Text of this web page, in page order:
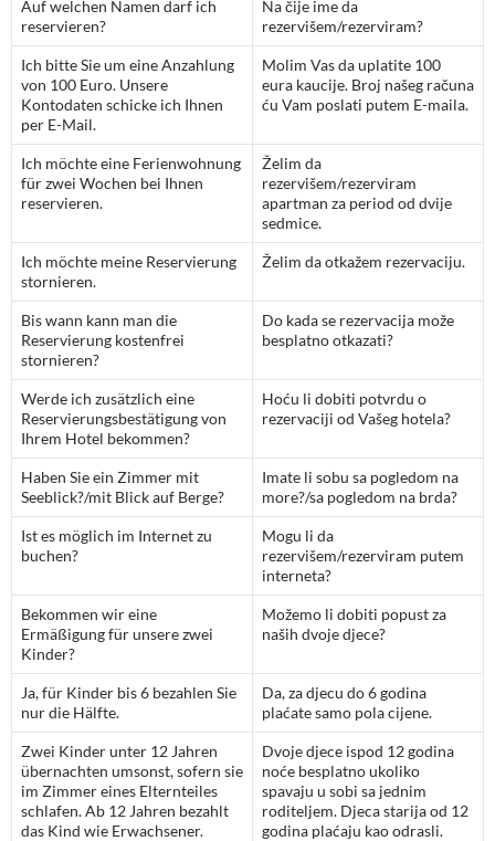
Auf welchen Namen darf ich
reservieren?
Na čije ime da
rezervišem/rezerviram?
Ich bitte Sie um eine Anzahlung
von 100 Euro. Unsere
Kontodaten schicke ich Ihnen
per E-Mail.
Molim Vas da uplatite 100
eura kaucije. Broj našeg računa
ću Vam poslati putem E-maila.
Ich möchte eine Ferienwohnung
für zwei Wochen bei Ihnen
reservieren.
Želim da
rezervišem/rezerviram
apartman za period od dvije
sedmice.
Ich möchte meine Reservierung
stornieren.
Želim da otkažem rezervaciju.
Bis wann kann man die
Reservierung kostenfrei
stornieren?
Do kada se rezervacija može
besplatno otkazati?
Werde ich zusätzlich eine
Reservierungsbestätigung von
Ihrem Hotel bekommen?
Hoću li dobiti potvrdu o
rezervaciji od Vašeg hotela?
Haben Sie ein Zimmer mit
Seeblick?/mit Blick auf Berge?
Imate li sobu sa pogledom na
more?/sa pogledom na brda?
Ist es möglich im Internet zu
buchen?
Mogu li da
rezervišem/rezerviram putem
interneta?
Bekommen wir eine
Ermäßigung für unsere zwei
Kinder?
Možemo li dobiti popust za
naših dvoje djece?
Ja, für Kinder bis 6 bezahlen Sie
nur die Hälfte.
Da, za djecu do 6 godina
plaćate samo pola cijene.
Zwei Kinder unter 12 Jahren
übernachten umsonst, sofern sie
im Zimmer eines Elternteiles
schlafen. Ab 12 Jahren bezahlt
das Kind wie Erwachsener.
Dvoje djece ispod 12 godina
noće besplatno ukoliko
spavaju u sobi sa jednim
roditeljem. Djeca starija od 12
godina plaćaju kao odrasli.